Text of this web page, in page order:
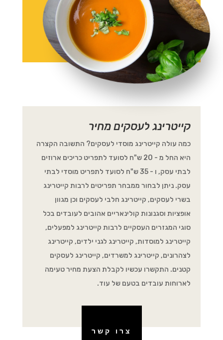
קייטרינג לעסקים מחיר
כמה עולה קייטרינג מוסדי לעסקים? התשובה הקצרה
היא החל מ - 20 ש"ח לסועד לתפריט כריכים ארוזים
לבתי עסק, ו - 35 ש"ח לסועד לתפריט מוסדי לבתי
עסק. ניתן לבחור ממבחר תפריטים לרבות קייטרינג
בשרי לעסקים, קייטרינג חלבי לעסקים וכן מגוון
אופציות וסגנונות קולינאריים אהובים לעובדים בכל
סוגי המגזרים העסקיים לרבות קייטרינג למפעלים,
קייטרינג למוסדות, קייטרינג לגני ילדים, קייטרינג
לצהרונים, קייטרינג למשרדים, קייטרינג לעסקים
קטנים. התקשרו עכשיו לקבלת הצעת מחיר טעימה
לארוחות עובדים בטעם של עוד.
צרו קשר